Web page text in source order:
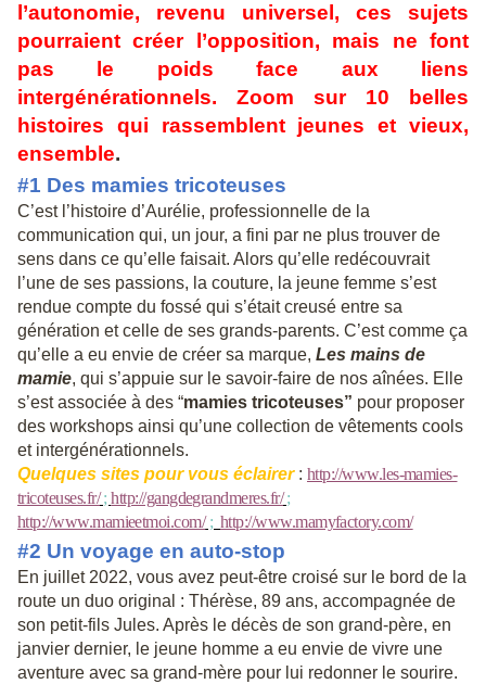
l’autonomie, revenu universel, ces sujets
pourraient créer l’opposition, mais ne font
pas le poids face aux liens
intergénérationnels. Zoom sur 10 belles
histoires qui rassemblent jeunes et vieux,
ensemble.
#1 Des mamies tricoteuses
C’est l’histoire d’Aurélie, professionnelle de la
communication qui, un jour, a fini par ne plus trouver de
sens dans ce qu’elle faisait. Alors qu’elle redécouvrait
l’une de ses passions, la couture, la jeune femme s’est
rendue compte du fossé qui s’était creusé entre sa
génération et celle de ses grands-parents. C’est comme ça
qu’elle a eu envie de créer sa marque, Les mains de
mamie, qui s’appuie sur le savoir-faire de nos aînées. Elle
s’est associée à des “mamies tricoteuses” pour proposer
des workshops ainsi qu’une collection de vêtements cools
et intergénérationnels.
Quelques sites pour vous éclairer : http://www.les-mamies-
tricoteuses.fr/;http://gangdegrandmeres.fr/;
http://www.mamieetmoi.com/;http://www.mamyfactory.com/
#2 Un voyage en auto-stop
En juillet 2022, vous avez peut-être croisé sur le bord de la
route un duo original : Thérèse, 89 ans, accompagnée de
son petit-fils Jules. Après le décès de son grand-père, en
janvier dernier, le jeune homme a eu envie de vivre une
aventure avec sa grand-mère pour lui redonner le sourire.